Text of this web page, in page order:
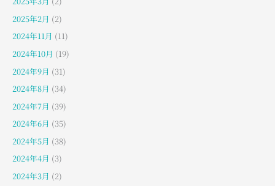
2025年2月 (2)
2024年11月 (11)
2024年10月 (19)
2024年9月 (31)
2024年8月 (34)
2024年7月 (39)
2024年6月 (35)
2024年5月 (38)
2024年4月 (3)
2024年3月 (2)